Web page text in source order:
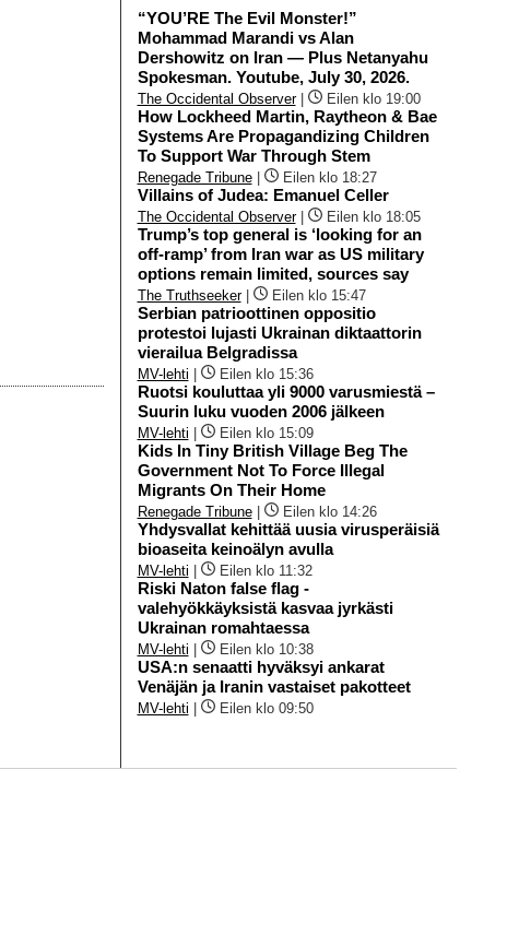
“YOU’RE The Evil Monster!”
Mohammad Marandi vs Alan
Dershowitz on Iran — Plus Netanyahu
Spokesman. Youtube, July 30, 2026.
The Occidental Observer| Eilen klo 19:00
How Lockheed Martin, Raytheon & Bae
Systems Are Propagandizing Children
To Support War Through Stem
Renegade Tribune| Eilen klo 18:27
Villains of Judea: Emanuel Celler
The Occidental Observer| Eilen klo 18:05
Trump’s top general is ‘looking for an
off-ramp’ from Iran war as US military
options remain limited, sources say
The Truthseeker| Eilen klo 15:47
Serbian patrioottinen oppositio
protestoi lujasti Ukrainan diktaattorin
vierailua Belgradissa
MV-lehti Eilen klo 15:36
Ruotsi kouluttaa yli 9000 varusmiestä –
Suurin luku vuoden 2006 jälkeen
MV-lehti Eilen klo 15:09
Kids In Tiny British Village Beg The
Government Not To Force Illegal
Migrants On Their Home
Renegade Tribune| Eilen klo 14:26
Yhdysvallat kehittää uusia virusperäisiä
bioaseita keinoälyn avulla
MV-lehti Eilen klo 11:32
Riski Naton false flag -
valehyökkäyksistä kasvaa jyrkästi
Ukrainan romahtaessa
MV-lehti Eilen klo 10:38
USA:n senaatti hyväksyi ankarat
Venäjän ja Iranin vastaiset pakotteet
MV-lehti Eilen klo 09:50